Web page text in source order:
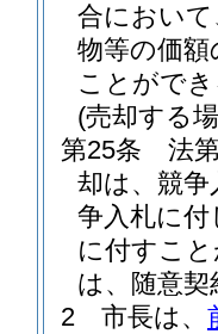
合におい
物等の価
ことがで
(売却する
第25条
法
却は、競
争入札に
に付すこ
は、随意
2
市長は、